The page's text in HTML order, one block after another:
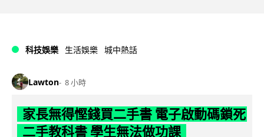
科技娛樂 生活娛樂 城中熱話
Lawton 8 小時
家長無得慳錢買二手書 電子啟動碼鎖死
二手教科書 學生無法做功課